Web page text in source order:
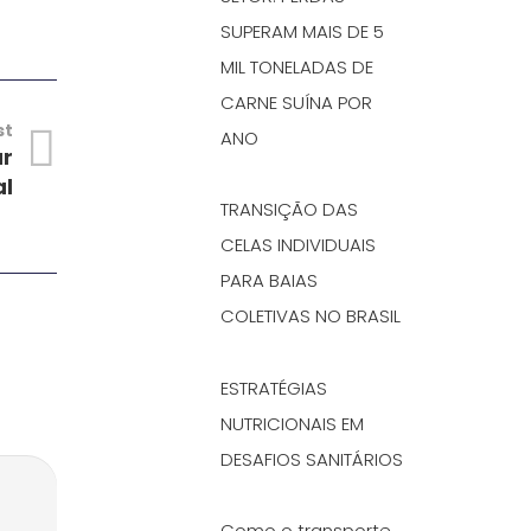
SUPERAM MAIS DE 5
MIL TONELADAS DE
CARNE SUÍNA POR
ANO
TRANSIÇÃO DAS
CELAS INDIVIDUAIS
PARA BAIAS
COLETIVAS NO BRASIL
ESTRATÉGIAS
NUTRICIONAIS EM
DESAFIOS SANITÁRIOS